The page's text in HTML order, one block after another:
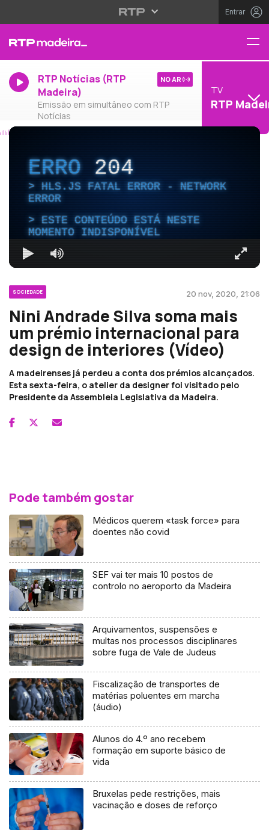
Entrar
RTP Notícias (RTP
Madeira)
Emissão em simultâneo com RTP
Notícias
NO AR
TV
RTP
ERRO204
HLS.JS FATAL ERROR - NETWORK
ERROR
ESTE CONTEÚDO ESTÁ NESTE
MOMENTO INDISPONÍVEL
SOCIEDADE 20 nov, 2020, 21:06
Nini Andrade Silva soma mais
um prémio internacional para
design de interiores (Vídeo)
A madeirenses já perdeu a conta dos prémios alcançados.
Esta sexta-feira, o atelier da designer foi visitado pelo
Presidente da Assembleia Legislativa da Madeira.
Pode também gostar
Médicos querem «task force» para
doentes não covid
SEF vai ter mais 10 postos de
controlo no aeroporto da Madeira
Arquivamentos, suspensões e
multas nos processos disciplinares
sobre fuga de Vale de Judeus
Fiscalização de transportes de
matérias poluentes em marcha
(áudio)
Alunos do 4.º ano recebem
formação em suporte básico de
vida
Bruxelas pede restrições, mais
vacinação e doses de reforço